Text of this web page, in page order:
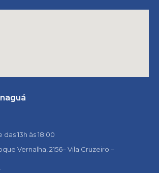
das 13h às 18:00
Vernalha, 2156– Vila Cruzeiro –